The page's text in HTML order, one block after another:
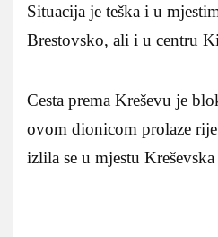
Situacija je teška i u
Brestovsko, ali i u centru
Cesta prema Kreševu je
ovom dionicom prolaze
izlila se u mjestu Kreševska